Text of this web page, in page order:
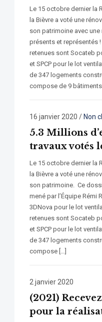
Le 15 octobre dernier la
la Bièvre a voté une
son patrimoine avec
présents et représentés
retenues sont Socateb
et SPCP pour le lot
de 347 logements
compose de 9
16 janvier 2020 / Non
5.3 Millions
travaux votés
Le 15 octobre dernier la
la Bièvre a voté une
son patrimoine. Ce
mené par l’Équipe Rémi
3DNova pour le lot
retenues sont Socateb
et SPCP pour le lot
de 347 logements
compose […]
2 janvier 2020
(2021)
pour la